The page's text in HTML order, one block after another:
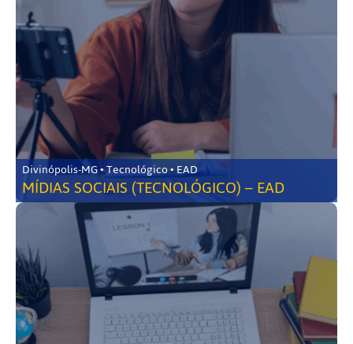
Divinópolis-MG • Tecnológico • EAD
MÍDIAS SOCIAIS (TECNOLÓGICO) – EAD